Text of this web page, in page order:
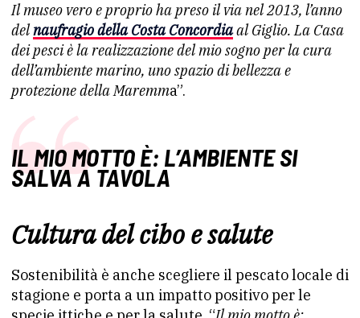
Il museo vero e proprio ha preso il via nel 2013, l’anno
delnaufragio della Costa Concordiaal Giglio. La Casa
dei pesci è la realizzazione del mio sogno per la cura
dell’ambiente marino, uno spazio di bellezza e
protezione della Maremma”.
IL MIO MOTTO È: L’AMBIENTE SI
SALVA A TAVOLA
Cultura del cibo e salute
Sostenibilità è anche scegliere il pescato locale di
stagione e porta a un impatto positivo per le